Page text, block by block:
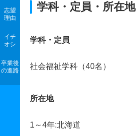
志望
理由
イチ
オシ
卒業後
の進路
学科・定員・所在地
学科・定員
社会福祉学科（40名）
所在地
1～4年:北海道